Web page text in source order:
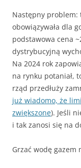
Następny problem:
obowiązywała dla
podstawowa cena
dystrybucyjną
Na 2024 rok
na rynku potaniał,
rząd przedłuży
już wiadomo, że
zwiększone). Jeśli
i tak zanosi się na
Grzać wodę gazem